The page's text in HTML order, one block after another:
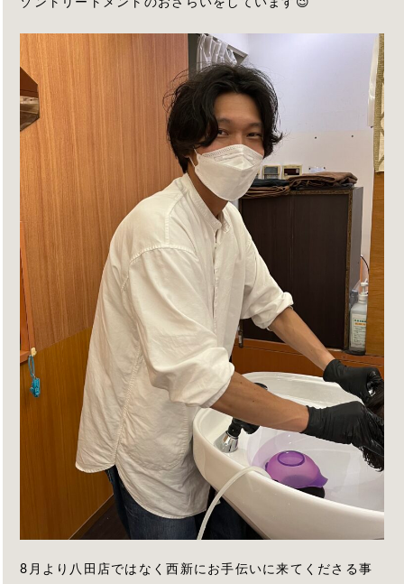
ゾントリートメントのおさらいをしています😉
8月より八田店ではなく西新にお手伝いに来てくださる事